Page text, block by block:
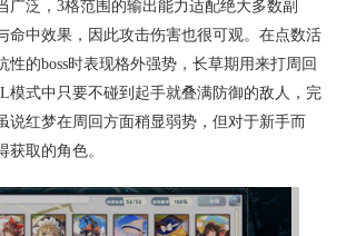
广泛，3格范围的输出能力适配绝大多数副
命中效果，因此攻击伤害也很可观。在点数活
性的boss时表现格外强势，长草期用来打周回
模式中只要不碰到起手就叠满防御的敌人，完
说红梦在周回方面稍显弱势，但对于新手而
获取的角色。